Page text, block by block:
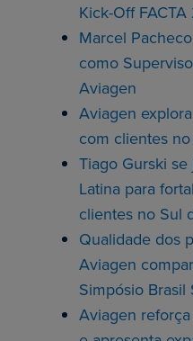
Kick-Off
Marcel
como
Aviagen
Aviagen
com clientes
Tiago Gurski
Latina para
clientes no Sul
Qualidade dos
Aviagen
Simpósio
Aviagen